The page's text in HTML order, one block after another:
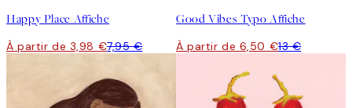
Happy Place Affiche
À partir de 3,98 €7,95 €
Good Vibes Typo Affiche
À partir de 6,50 €13 €